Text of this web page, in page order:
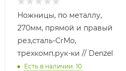
Ножницы, по металлу,
270мм, прямой и правый
рез,сталь-СrMo,
трехкомп.рук-ки // Denzel
Есть в наличии: 10